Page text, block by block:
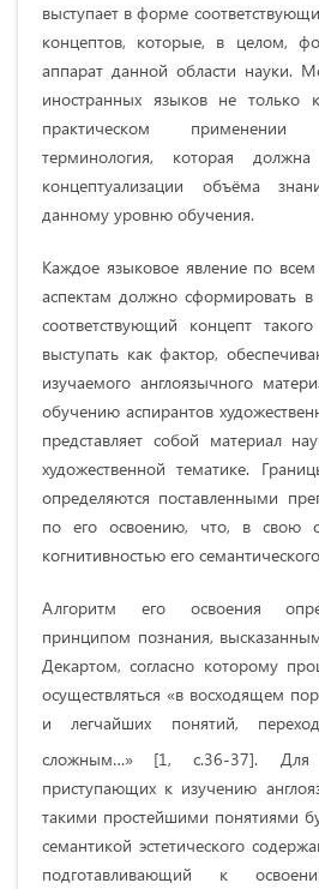
выступает в форме
концептов, которые, в целом,
аппарат данной области науки.
иностранных языков не
практическом применении
терминология, которая
концептуализации объёма
данному уровню обучения.
Каждое языковое явление по
аспектам должно сформировать в
соответствующий концепт
выступать как фактор,
изучаемого англоязычного
обучению аспирантов
представляет собой материал
художественной тематике.
определяются поставленными
по его освоению, что, в свою
когнитивностью его
Алгоритм его освоения
принципом познания,
Декартом, согласно которому
осуществляться «в восходящем
и легчайших понятий,
сложным…»
[1, c.36-37]. Для
приступающих к изучению
такими простейшими понятиями
семантикой эстетического
подготавливающий к